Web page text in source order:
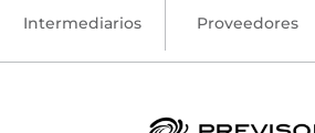
Intermediarios Proveedores